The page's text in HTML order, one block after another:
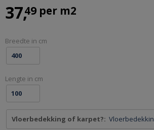
KRIJTVERF
KALKVERF
-
BRUSH.NL
Previous
Stop
3749 per m2
Breedte in cm
Lengte in cm
Vloerbedekking of karpet?: